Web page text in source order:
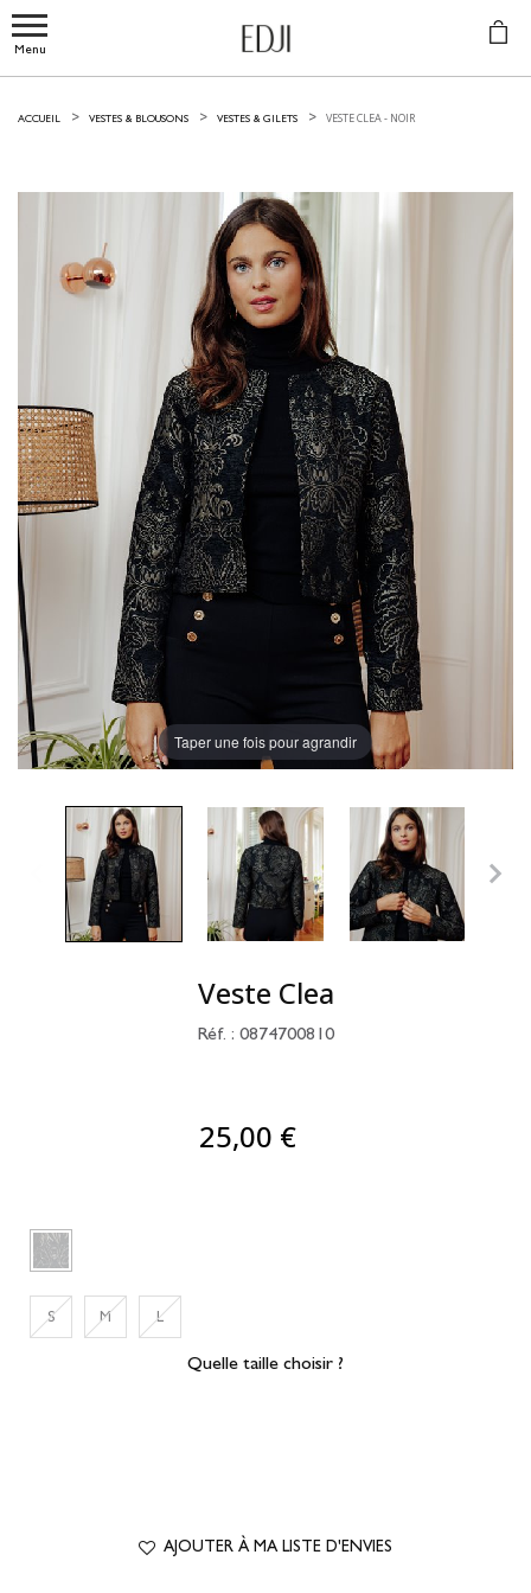
Menu
ACCUEIL VESTES & BLOUSONS VESTES & GILETS VESTE CLEA - NOIR
Taper une fois pour agrandir
Veste Clea
Réf. : 0874700810
25,00 €
S M L
Quelle taille choisir ?
AJOUTER À MA LISTE D'ENVIES